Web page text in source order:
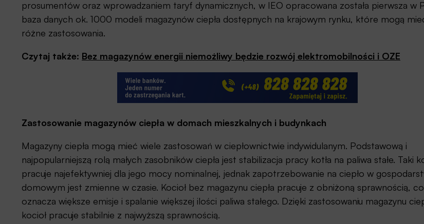
prosumentów oraz wprowadzaniem taryf dynamicznych, w IEO opracowana została pierwsza w
baza danych ok. 1000 modeli magazynów ciepła dostępnych na krajowym rynku, które mogą
różne zastosowania.
Czytaj także: Bez magazynów energii niemożliwy będzie rozwój elektromobilności i OZE
Zastosowanie magazynów ciepła w domach mieszkalnych i budynkach
Magazyny ciepła mogą mieć wiele zastosowań w ciepłownictwie indywidulanym. Podstawową i
najpopularniejszą rolą małych zasobników ciepła jest stabilizacja pracy kotła na paliwa stałe. Taki
pracuje najefektywniej dla jego mocy nominalnej, jednak zapotrzebowanie na ciepło w
domowym jest zmienne w czasie. Kocioł bez magazynu ciepła pracuje z obniżoną sprawnością, co
oznacza większe emisje i spalanie większej ilości paliwa stałego. Dzięki zastosowaniu magazynu
kocioł pracuje stabilnie z najwyższą sprawnością.